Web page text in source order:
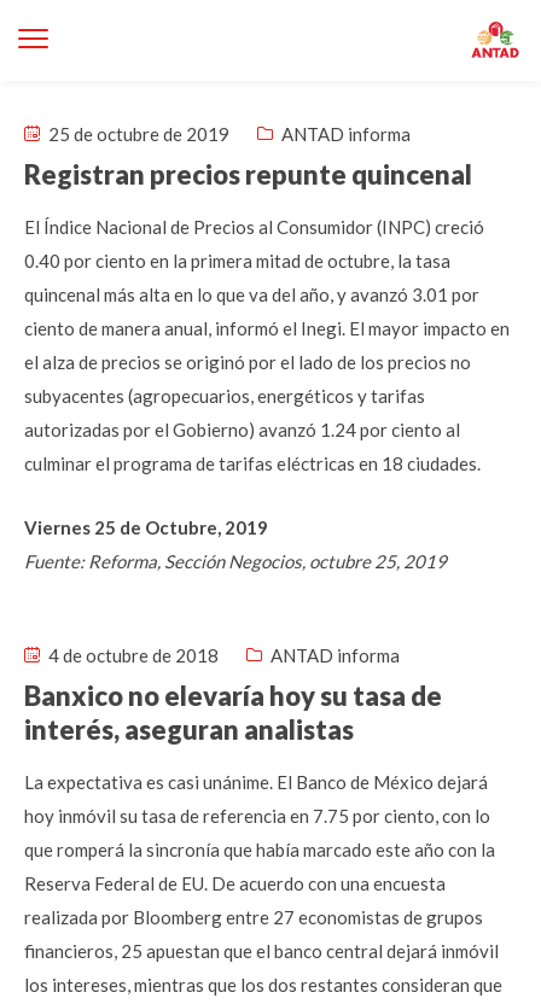
25 de octubre de 2019 ANTAD informa
Registran precios repunte quincenal
El Índice Nacional de Precios al Consumidor (INPC) creció
0.40 por ciento en la primera mitad de octubre, la tasa
quincenal más alta en lo que va del año, y avanzó 3.01 por
ciento de manera anual, informó el Inegi. El mayor impacto en
el alza de precios se originó por el lado de los precios no
subyacentes (agropecuarios, energéticos y tarifas
autorizadas por el Gobierno) avanzó 1.24 por ciento al
culminar el programa de tarifas eléctricas en 18 ciudades.
Viernes 25 de Octubre, 2019
Fuente: Reforma, Sección Negocios, octubre 25, 2019
4 de octubre de 2018 ANTAD informa
Banxico no elevaría hoy su tasa de
interés, aseguran analistas
La expectativa es casi unánime. El Banco de México dejará
hoy inmóvil su tasa de referencia en 7.75 por ciento, con lo
que romperá la sincronía que había marcado este año con la
Reserva Federal de EU. De acuerdo con una encuesta
realizada por Bloomberg entre 27 economistas de grupos
financieros, 25 apuestan que el banco central dejará inmóvil
los intereses, mientras que los dos restantes consideran que